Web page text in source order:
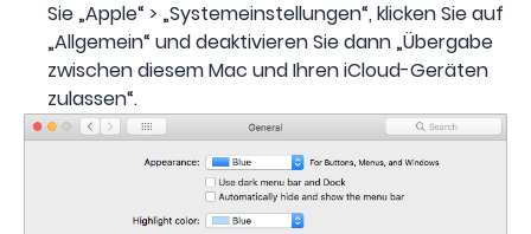
Sie „Apple“ > „Systemeinstellungen“, klicken Sie auf
„Allgemein“ und deaktivieren Sie dann „Übergabe
zwischen diesem Mac und Ihren iCloud-Geräten
zulassen“.